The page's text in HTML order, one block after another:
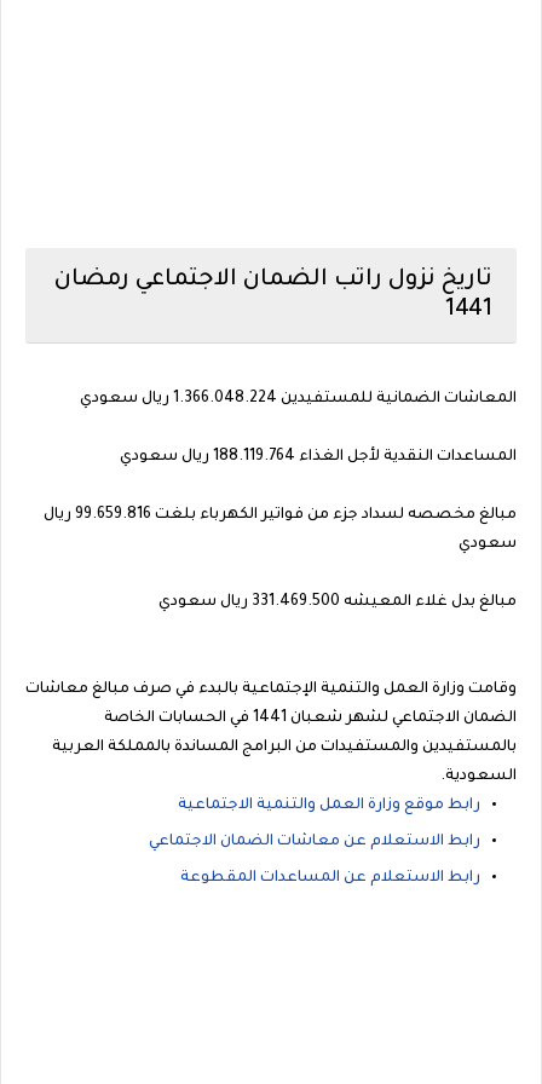
تاريخ نزول راتب الضمان الاجتماعي رمضان
1441
المعاشات الضمانية للمستفيدين 1.366.048.224 ريال سعودي
المساعدات النقدية لأجل الغذاء 188.119.764 ريال سعودي
مبالغ مخصصه لسداد جزء من فواتير الكهرباء بلغت 99.659.816 ريال
سعودي
مبالغ بدل غلاء المعيشه 331.469.500 ريال سعودي
وقامت وزارة العمل والتنمية الإجتماعية بالبدء في صرف مبالغ معاشات
الضمان الاجتماعي لشهر شعبان 1441 في الحسابات الخاصة
بالمستفيدين والمستفيدات من البرامج المساندة بالمملكة العربية
السعودية.
رابط موقع وزارة العمل والتنمية الاجتماعية
رابط الاستعلام عن معاشات الضمان الاجتماعي
رابط الاستعلام عن المساعدات المقطوعة